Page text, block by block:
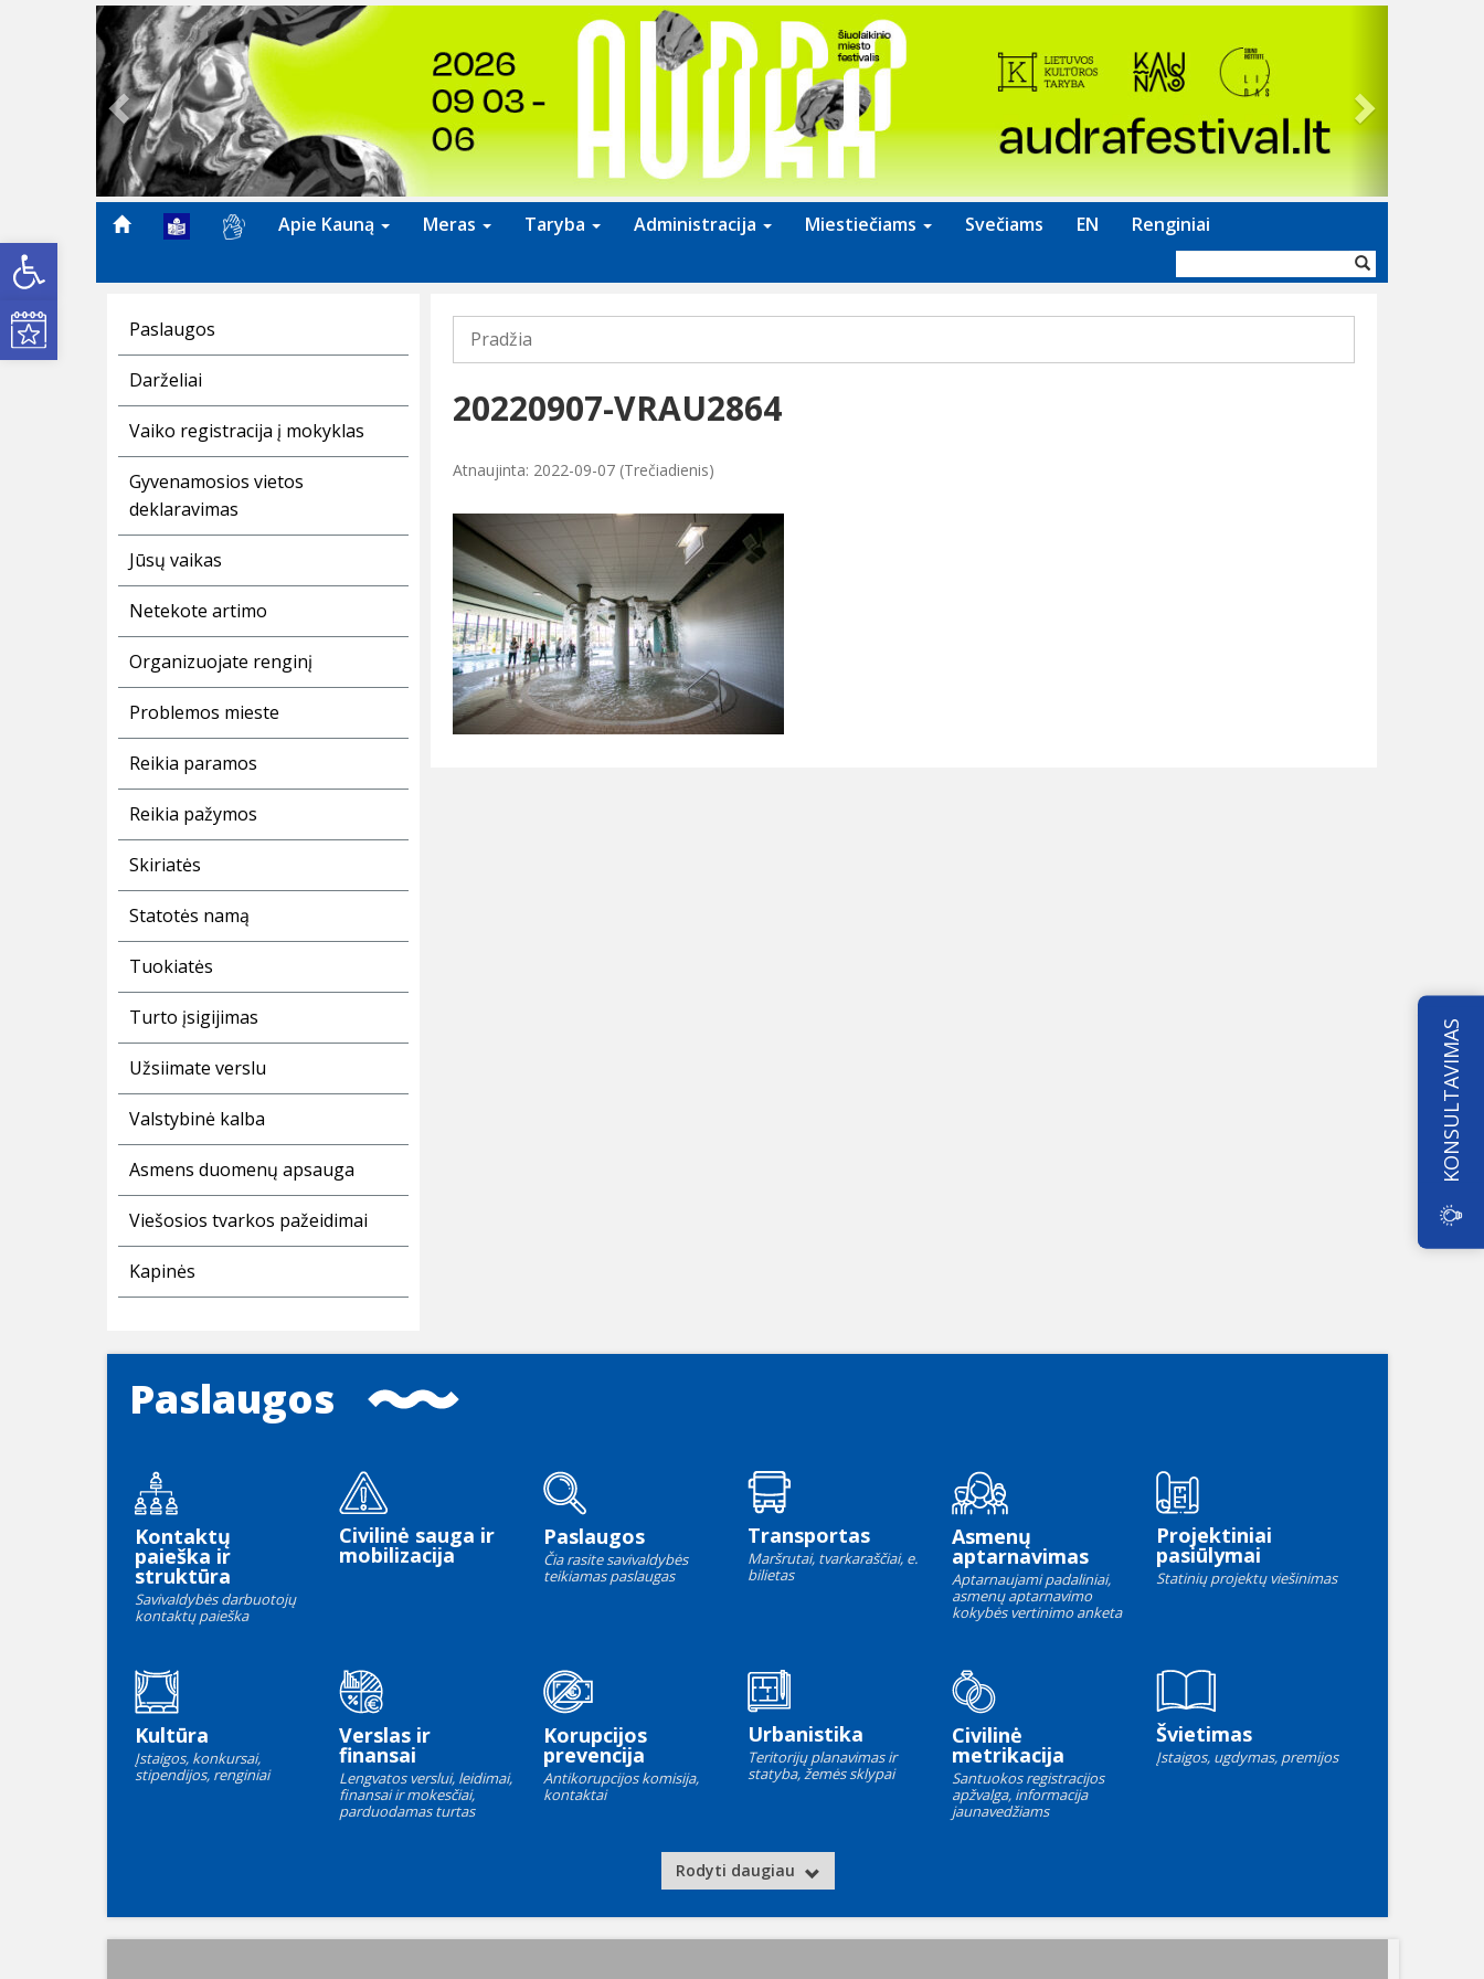
Open toolbar
Kultūros renginiai
Previous
Apie Kauną Meras Taryba Administracija Miestiečiams Svečiams EN Renginiai
forma
Paslaugos
Darželiai
Vaiko registracija į mokyklas
Gyvenamosios vietos
deklaravimas
Jūsų vaikas
Netekote artimo
Organizuojate renginį
Problemos mieste
Reikia paramos
Reikia pažymos
Skiriatės
Statotės namą
Tuokiatės
Turto įsigijimas
Užsiimate verslu
Valstybinė kalba
Asmens duomenų apsauga
Viešosios tvarkos pažeidimai
Kapinės
Pradžia
20220907-VRAU2864
Atnaujinta: 2022-09-07 (Trečiadienis)
Paslaugos
Kontaktų
paieška ir
struktūra
Savivaldybės darbuotojų
kontaktų paieška
Civilinė sauga ir
mobilizacija
Paslaugos
Čia rasite savivaldybės
teikiamas paslaugas
Transportas
Maršrutai, tvarkaraščiai, e.
bilietas
Asmenų
aptarnavimas
Aptarnaujami padaliniai,
asmenų aptarnavimo
kokybės vertinimo anketa
Projektiniai
pasiūlymai
Statinių projektų viešinimas
Kultūra
Įstaigos, konkursai,
stipendijos, renginiai
Verslas ir
finansai
Lengvatos verslui, leidimai,
finansai ir mokesčiai,
parduodamas turtas
Korupcijos
prevencija
Antikorupcijos komisija,
kontaktai
Urbanistika
Teritorijų planavimas ir
statyba, žemės sklypai
Civilinė
metrikacija
Santuokos registracijos
apžvalga, informacija
jaunavedžiams
Švietimas
Įstaigos, ugdymas, premijos
Rodyti daugiau
KONSULTAVIMAS